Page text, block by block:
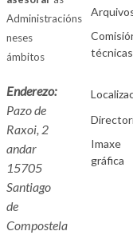
Administracións
neses
ámbitos
Enderezo:
Pazo de
Raxoi, 2
andar
15705
Santiago
de
Compostela
técnicas
Imaxe
gráfica